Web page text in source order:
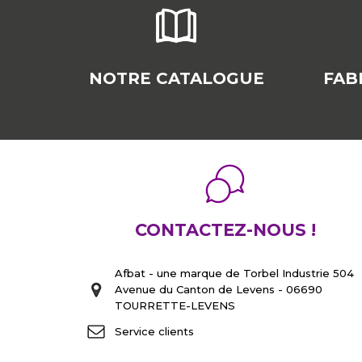
NOTRE CATALOGUE
CONTACTEZ-NOUS !
Afbat - une marque de Torbel Industrie 504
Avenue du Canton de Levens - 06690
TOURRETTE-LEVENS
Service clients